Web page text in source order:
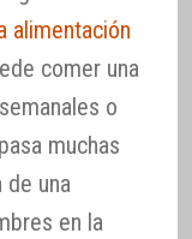
alimentación
comer una
o
muchas
de una
en la